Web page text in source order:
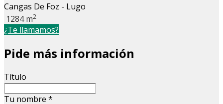
Cangas De Foz - Lugo
1284 m2
¿Te llamamos?
Pide más información
Título
Tu nombre *